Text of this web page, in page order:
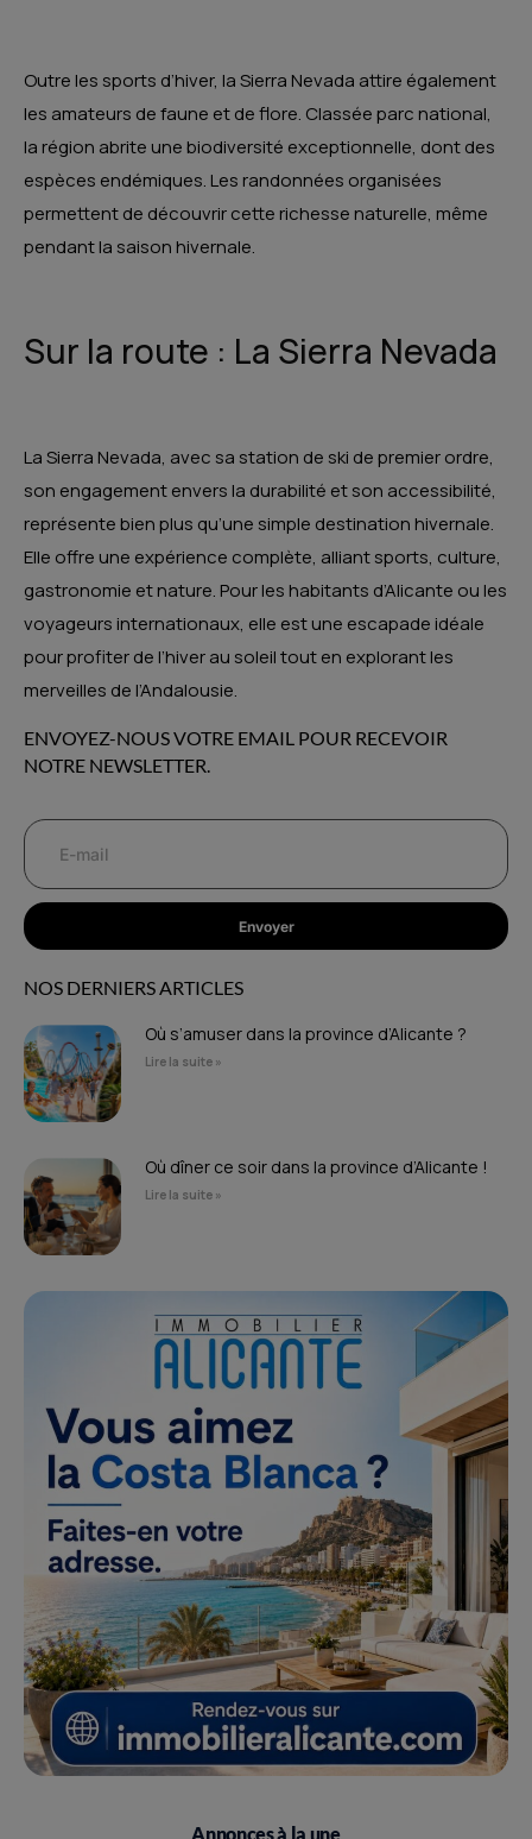
Outre les sports d’hiver, la Sierra Nevada attire également
les amateurs de faune et de flore. Classée parc national,
la région abrite une biodiversité exceptionnelle, dont des
espèces endémiques. Les randonnées organisées
permettent de découvrir cette richesse naturelle, même
pendant la saison hivernale.
Sur la route : La Sierra Nevada
La Sierra Nevada, avec sa station de ski de premier ordre,
son engagement envers la durabilité et son accessibilité,
représente bien plus qu’une simple destination hivernale.
Elle offre une expérience complète, alliant sports, culture,
gastronomie et nature. Pour les habitants d’Alicante ou les
voyageurs internationaux, elle est une escapade idéale
pour profiter de l’hiver au soleil tout en explorant les
merveilles de l’Andalousie.
ENVOYEZ-NOUS VOTRE EMAIL POUR RECEVOIR
NOTRE NEWSLETTER.
Envoyer
NOS DERNIERS ARTICLES
Où s’amuser dans la province d’Alicante ?
Lire la suite »
Où dîner ce soir dans la province d’Alicante !
Lire la suite »
Annonces à la une